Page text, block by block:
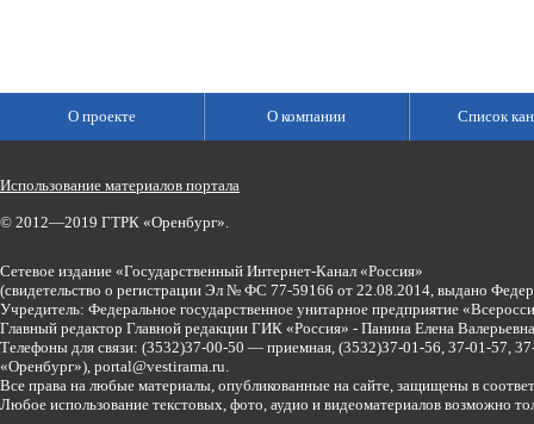
О проекте О компании Список
Использование материалов портала
© 2012—2019 ГТРК «Оренбург».
Сетевое издание «Государственный Интернет-Канал «Россия»
(свидетельство о регистрации Эл № ФС 77-59166 от 22.08.2014, выдано
Учредитель: Федеральное государственное унитарное предприятие
Главный редактор Главной редакции ГИК «Россия» - Панина Елена
Телефоны для связи: (3532)37-00-50 — приемная, (3532)37-01-56, 37-01-57,
«Оренбург»), portal@vestirama.ru.
Все права на любые материалы, опубликованные на сайте, защищены в
Любое использование текстовых, фото, аудио и видеоматериалов возможно